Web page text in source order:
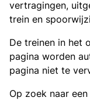
vertragingen,
trein en
De treinen in het
pagina worden
pagina niet te
Op zoek naar